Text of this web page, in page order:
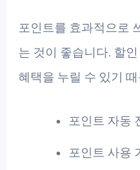
포인트를 효과적으로
는 것이 좋습니다. 할
혜택을 누릴 수 있기
포인트 자동
포인트 사용